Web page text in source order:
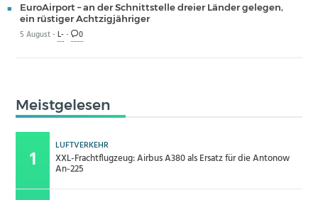
EuroAirport – an der Schnittstelle dreier Länder gelegen,
ein rüstiger Achtzigjähriger
5 August -L-- 0
Meistgelesen
LUFTVERKEHR
XXL-Frachtflugzeug: Airbus A380 als Ersatz für die Antonow
An-225